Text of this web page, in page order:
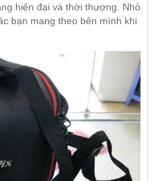
hiện đại và thời thượng. Nhỏ
bạn mang theo bên mình khi